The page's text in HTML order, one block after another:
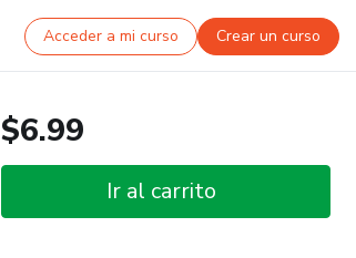
Acceder a mi curso Crear un curso
$6.99
Ir al carrito